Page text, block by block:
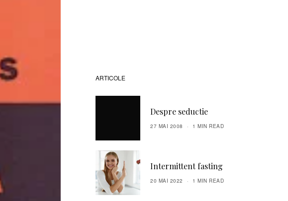
ARTICOLE
Despre seductie
27 MAI 2008 1 MIN READ
Intermittent fasting
20 MAI 2022 1 MIN READ